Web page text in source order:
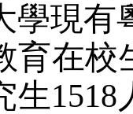
學現有
育在校
生